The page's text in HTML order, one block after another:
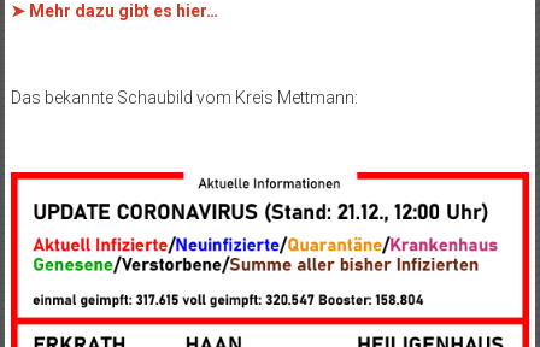
➤ Mehr dazu gibt es hier…
Das bekannte Schaubild vom Kreis Mettmann: